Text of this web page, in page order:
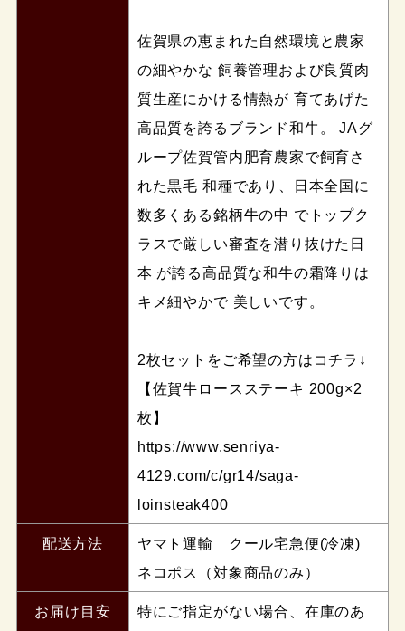
佐賀県の恵まれた自然環境と農家
の細やかな 飼養管理および良質肉
質生産にかける情熱が 育てあげた
高品質を誇るブランド和牛。 JAグ
ループ佐賀管内肥育農家で飼育さ
れた黒毛 和種であり、日本全国に
数多くある銘柄牛の中 でトップク
ラスで厳しい審査を潜り抜けた日
本 が誇る高品質な和牛の霜降りは
キメ細やかで 美しいです。
2枚セットをご希望の方はコチラ↓
【佐賀牛ロースステーキ 200g×2
枚】
https://www.senriya-
4129.com/c/gr14/saga-
loinsteak400
配送方法
ヤマト運輸 クール宅急便(冷凍)
ネコポス（対象商品のみ）
お届け目安
特にご指定がない場合、在庫のあ